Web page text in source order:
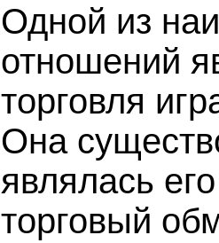
Одной из
отношений
торговля
Она
являлась
торговый